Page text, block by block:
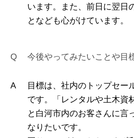
います。また、前日に翌日
となども心がけています。
今後やってみたいことや目
目標は、社内のトップセー
です。「レンタルや土木資
と白河市内のお客さんに言
なりたいです。